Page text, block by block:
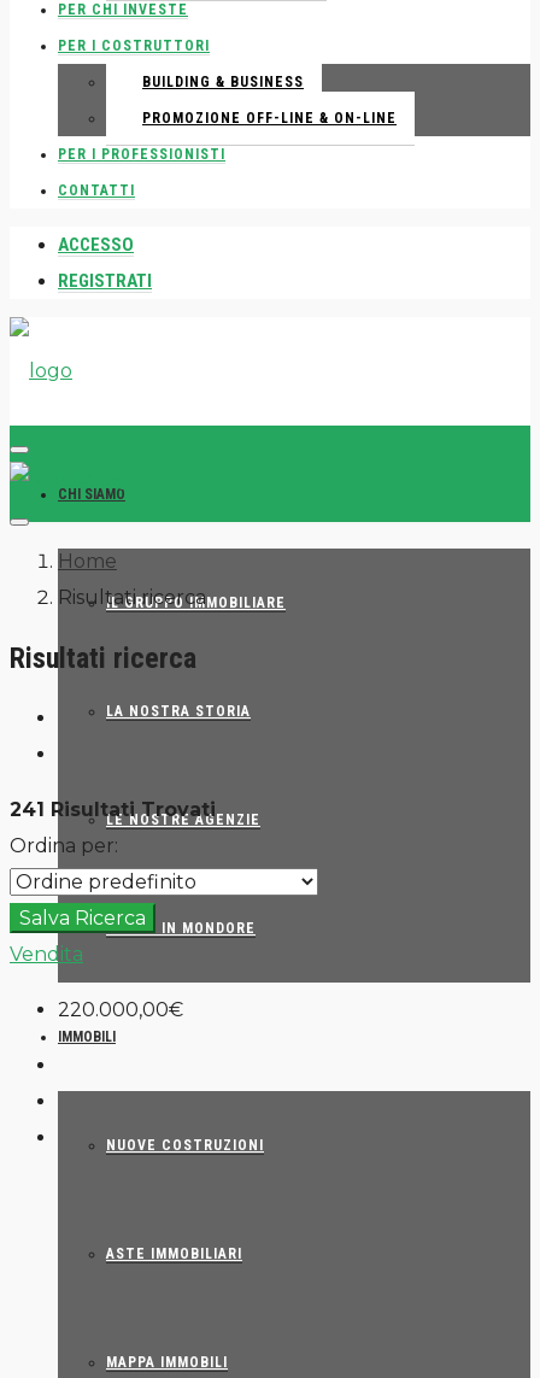
PER CHI INVESTE
PER I COSTRUTTORI
BUILDING & BUSINESS
PROMOZIONE OFF-LINE & ON-LINE
PER I PROFESSIONISTI
CONTATTI
ACCESSO
REGISTRATI
CHI SIAMO
IL GRUPPO IMMOBILIARE
LA NOSTRA STORIA
LE NOSTRE AGENZIE
ENTRA IN MONDORE
IMMOBILI
NUOVE COSTRUZIONI
ASTE IMMOBILIARI
MAPPA IMMOBILI
Home
Risultati ricerca
Risultati ricerca
241 Risultati Trovati
Ordina per:
Salva Ricerca
Vendita
220.000,00€